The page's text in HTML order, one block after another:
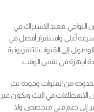
فعند الاشتراك في
أعلى واستقرار أفضل في
إلى القنوات التلفزيونية
عدة أجهزة في نفس الوقت.
محدودة من القنوات وجودة بث
الانقطاعات في البث وتكون غير
إلى دعم فني متخصص ولا